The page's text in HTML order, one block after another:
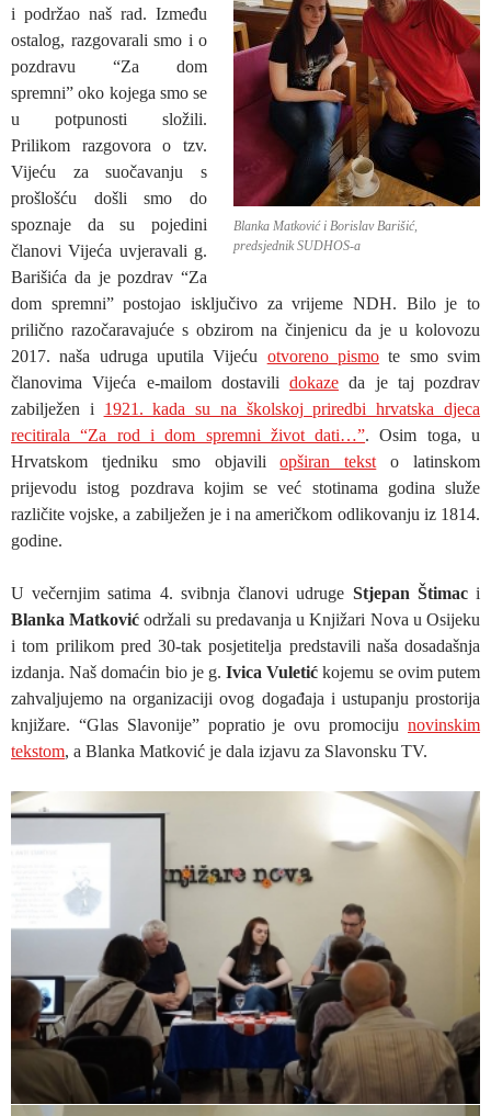
Blanka Matković i Borislav Barišić,
predsjednik SUDHOS-a
i podržao naš rad. Između
ostalog, razgovarali smo i o
pozdravu “Za dom
spremni” oko kojega smo se
u potpunosti složili.
Prilikom razgovora o tzv.
Vijeću za suočavanju s
prošlošću došli smo do
spoznaje da su pojedini
članovi Vijeća uvjeravali g.
Barišića da je pozdrav “Za
dom spremni” postojao isključivo za vrijeme NDH. Bilo je to
prilično razočaravajuće s obzirom na činjenicu da je u kolovozu
2017. naša udruga uputila Vijeću otvoreno pismo te smo svim
članovima Vijeća e-mailom dostavili dokaze da je taj pozdrav
zabilježen i 1921. kada su na školskoj priredbi hrvatska djeca
recitirala “Za rod i dom spremni život dati…”. Osim toga, u
Hrvatskom tjedniku smo objaviliopširan tekst o latinskom
prijevodu istog pozdrava kojim se već stotinama godina služe
različite vojske, a zabilježen je i na američkom odlikovanju iz 1814.
godine.
U večernjim satima 4. svibnja članovi udruge Stjepan Štimaci
Blanka Matković održali su predavanja u Knjižari Nova u Osijeku
i tom prilikom pred 30-tak posjetitelja predstavili naša dosadašnja
izdanja. Naš domaćin bio je g.Ivica Vuletić kojemu se ovim putem
zahvaljujemo na organizaciji ovog događaja i ustupanju prostorija
knjižare. “Glas Slavonije” popratio je ovu promociju novinskim
tekstom, a Blanka Matković je dala izjavu za Slavonsku TV.